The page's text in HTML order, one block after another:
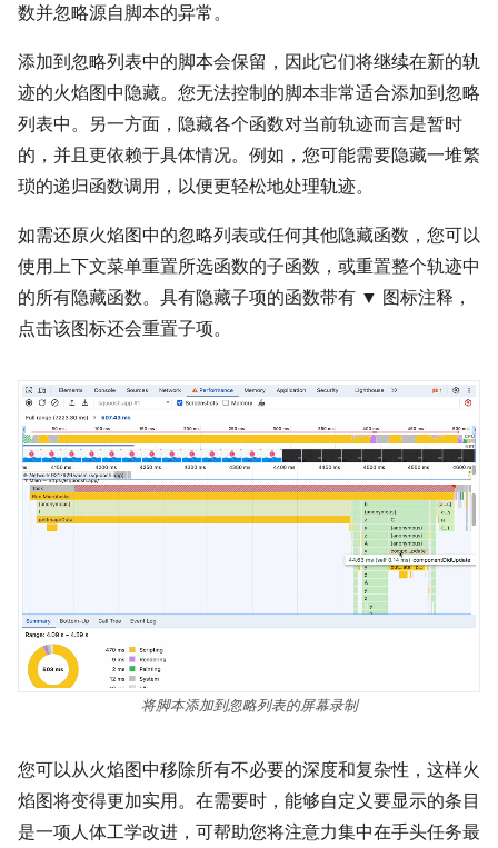
数并忽略源自脚本的异常。
添加到忽略列表中的脚本会保留，因此它们将继续在新的轨
迹的火焰图中隐藏。您无法控制的脚本非常适合添加到忽略
列表中。另一方面，隐藏各个函数对当前轨迹而言是暂时
的，并且更依赖于具体情况。例如，您可能需要隐藏一堆繁
琐的递归函数调用，以便更轻松地处理轨迹。
如需还原火焰图中的忽略列表或任何其他隐藏函数，您可以
使用上下文菜单重置所选函数的子函数，或重置整个轨迹中
的所有隐藏函数。具有隐藏子项的函数带有 ▼ 图标注释，
点击该图标还会重置子项。
将脚本添加到忽略列表的屏幕录制
您可以从火焰图中移除所有不必要的深度和复杂性，这样火
焰图将变得更加实用。在需要时，能够自定义要显示的条目
是一项人体工学改进，可帮助您将注意力集中在手头任务最